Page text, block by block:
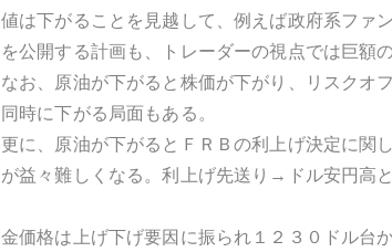
値は下がることを見越して、例えば政府系ファ
を公開する計画も、トレーダーの視点では巨額
なお、原油が下がると株価が下がり、リスクオ
同時に下がる局面もある。
更に、原油が下がるとＦＲＢの利上げ決定に関
が益々難しくなる。利上げ先送り→ドル安円高
金価格は上げ下げ要因に振られ１２３０ドル台